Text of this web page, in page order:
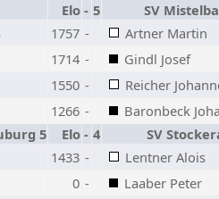
Elo - 5
SV
1757 -
Artner Martin
1714 -
Gindl Josef
1550 -
Reicher
1266 -
Baronbeck
5 Elo - 4
SV
1433 -
Lentner Alois
0 -
Laaber Peter